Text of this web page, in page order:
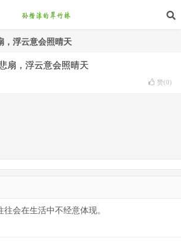
，浮云意会照晴天
扇，浮云意会照晴天
赞(0)
会在生活中不经意体现。